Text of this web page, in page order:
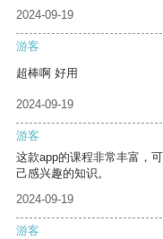
2024-09-19
游客
超棒啊 好用
2024-09-19
游客
这款app的课程非常丰富，
己感兴趣的知识。
2024-09-19
游客